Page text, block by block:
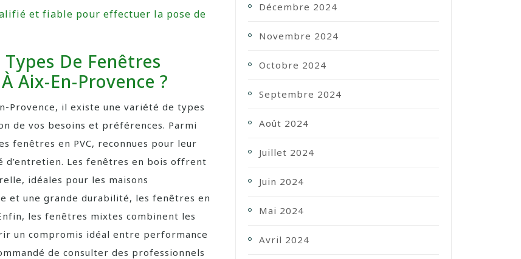
et fiable pour effectuer la pose de
De Fenêtres
Aix-En-Provence ?
Provence, il existe une variété de types
de vos besoins et préférences. Parmi
fenêtres en PVC, reconnues pour leur
Les fenêtres en bois offrent
idéales pour les maisons
et une grande durabilité, les fenêtres en
les fenêtres mixtes combinent les
un compromis idéal entre performance
de consulter des professionnels
Décembre 2024
Novembre 2024
Octobre 2024
Septembre 2024
Août 2024
Juillet 2024
Juin 2024
Mai 2024
Avril 2024